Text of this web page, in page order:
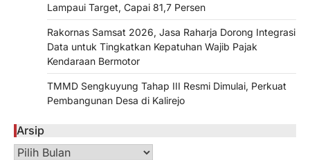
Lampaui Target, Capai 81,7 Persen
Rakornas Samsat 2026, Jasa Raharja Dorong Integrasi
Data untuk Tingkatkan Kepatuhan Wajib Pajak
Kendaraan Bermotor
TMMD Sengkuyung Tahap III Resmi Dimulai, Perkuat
Pembangunan Desa di Kalirejo
Arsip
Arsip